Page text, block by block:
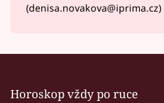
(denisa.novakova@iprima.cz)
Horoskop vždy po ruce